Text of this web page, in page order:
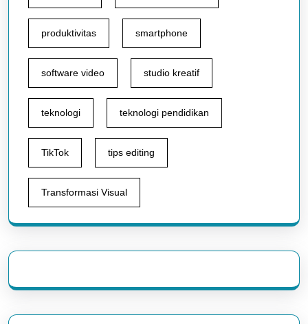
produktivitas smartphone
software video studio kreatif
teknologi teknologi pendidikan
TikTok tips editing
Transformasi Visual